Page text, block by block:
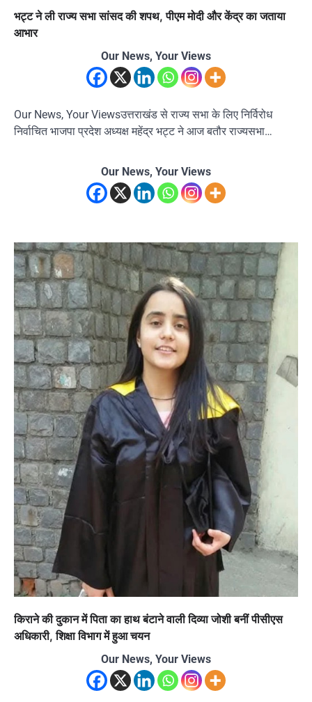
भट्ट ने ली राज्य सभा सांसद की शपथ, पीएम मोदी और केंद्र का जताया
आभार
Our News, Your Views
Our News, Your Viewsउत्तराखंड से राज्य सभा के लिए निर्विरोध
निर्वाचित भाजपा प्रदेश अध्यक्ष महेंद्र भट्ट ने आज बतौर राज्यसभा…
Our News, Your Views
किराने की दुकान में पिता का हाथ बंटाने वाली दिव्या जोशी बनीं पीसीएस
अधिकारी, शिक्षा विभाग में हुआ चयन
Our News, Your Views